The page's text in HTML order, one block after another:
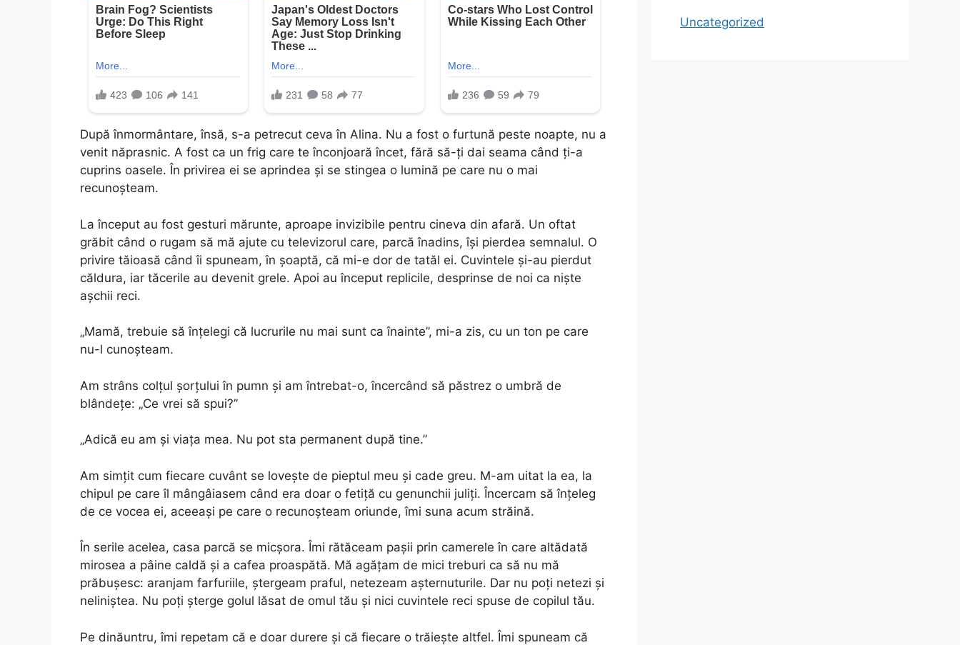
După înmormântare, însă, s-a petrecut ceva în Alina. Nu a fost o furtună peste noapte, nu a
venit năprasnic. A fost ca un frig care te înconjoară încet, fără să-ți dai seama când ți-a
cuprins oasele. În privirea ei se aprindea și se stingea o lumină pe care nu o mai
recunoșteam.
La început au fost gesturi mărunte, aproape invizibile pentru cineva din afară. Un oftat
grăbit când o rugam să mă ajute cu televizorul care, parcă înadins, își pierdea semnalul. O
privire tăioasă când îi spuneam, în șoaptă, că mi-e dor de tatăl ei. Cuvintele și-au pierdut
căldura, iar tăcerile au devenit grele. Apoi au început replicile, desprinse de noi ca niște
așchii reci.
„Mamă, trebuie să înțelegi că lucrurile nu mai sunt ca înainte”, mi-a zis, cu un ton pe care
nu-l cunoșteam.
Am strâns colțul șorțului în pumn și am întrebat-o, încercând să păstrez o umbră de
blândețe: „Ce vrei să spui?”
„Adică eu am și viața mea. Nu pot sta permanent după tine.”
Am simțit cum fiecare cuvânt se lovește de pieptul meu și cade greu. M-am uitat la ea, la
chipul pe care îl mângâiasem când era doar o fetiță cu genunchii juliți. Încercam să înțeleg
de ce vocea ei, aceeași pe care o recunoșteam oriunde, îmi suna acum străină.
În serile acelea, casa parcă se micșora. Îmi rătăceam pașii prin camerele în care altădată
mirosea a pâine caldă și a cafea proaspătă. Mă agățam de mici treburi ca să nu mă
prăbușesc: aranjam farfuriile, ștergeam praful, netezeam așternuturile. Dar nu poți netezi și
neliniștea. Nu poți șterge golul lăsat de omul tău și nici cuvintele reci spuse de copilul tău.
Pe dinăuntru, îmi repetam că e doar durere și că fiecare o trăiește altfel. Îmi spuneam că
Uncategorized